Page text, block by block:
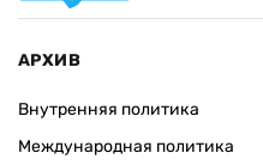
АРХИВ
Внутренняя политика
Международная политика